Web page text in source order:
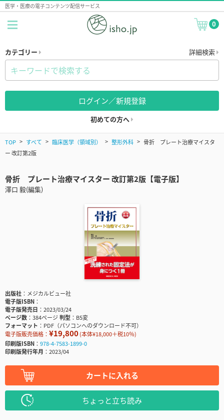
医学・医療の電子コンテンツ配信サービス
0
カテゴリー 詳細検索
ログイン／新規登録
初めての方へ
TOP すべて 臨床医学（領域別） 整形外科
骨折 プレート治療マイスタ
ー 改訂第2版
骨折 プレート治療マイスター 改訂第2版【電子版】
澤口 毅(編集)
出版社
メジカルビュー社
電子版ISBN
電子版発売日
2023/03/24
ページ数
384ページ判型
B5変
フォーマット
PDF（パソコンへのダウンロード不可）
電子版販売価格： ¥19,800(本体¥18,000＋税10％)
印刷版ISBN
978-4-7583-1899-0
印刷版発行年月
2023/04
カートに入れる
ちょっと立ち読み